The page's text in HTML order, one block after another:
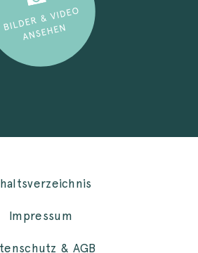
Impressum
& AGB